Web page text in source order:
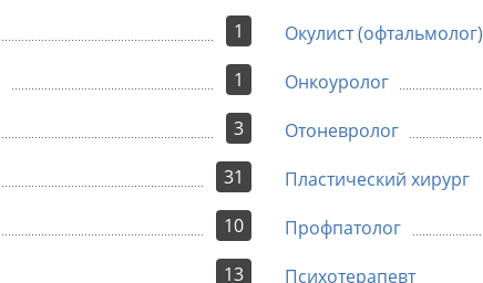
1
Окулист (офтальмолог)
1
Онкоуролог
3
Отоневролог
31
Пластический хирург
10
Профпатолог
13
Психотерапевт